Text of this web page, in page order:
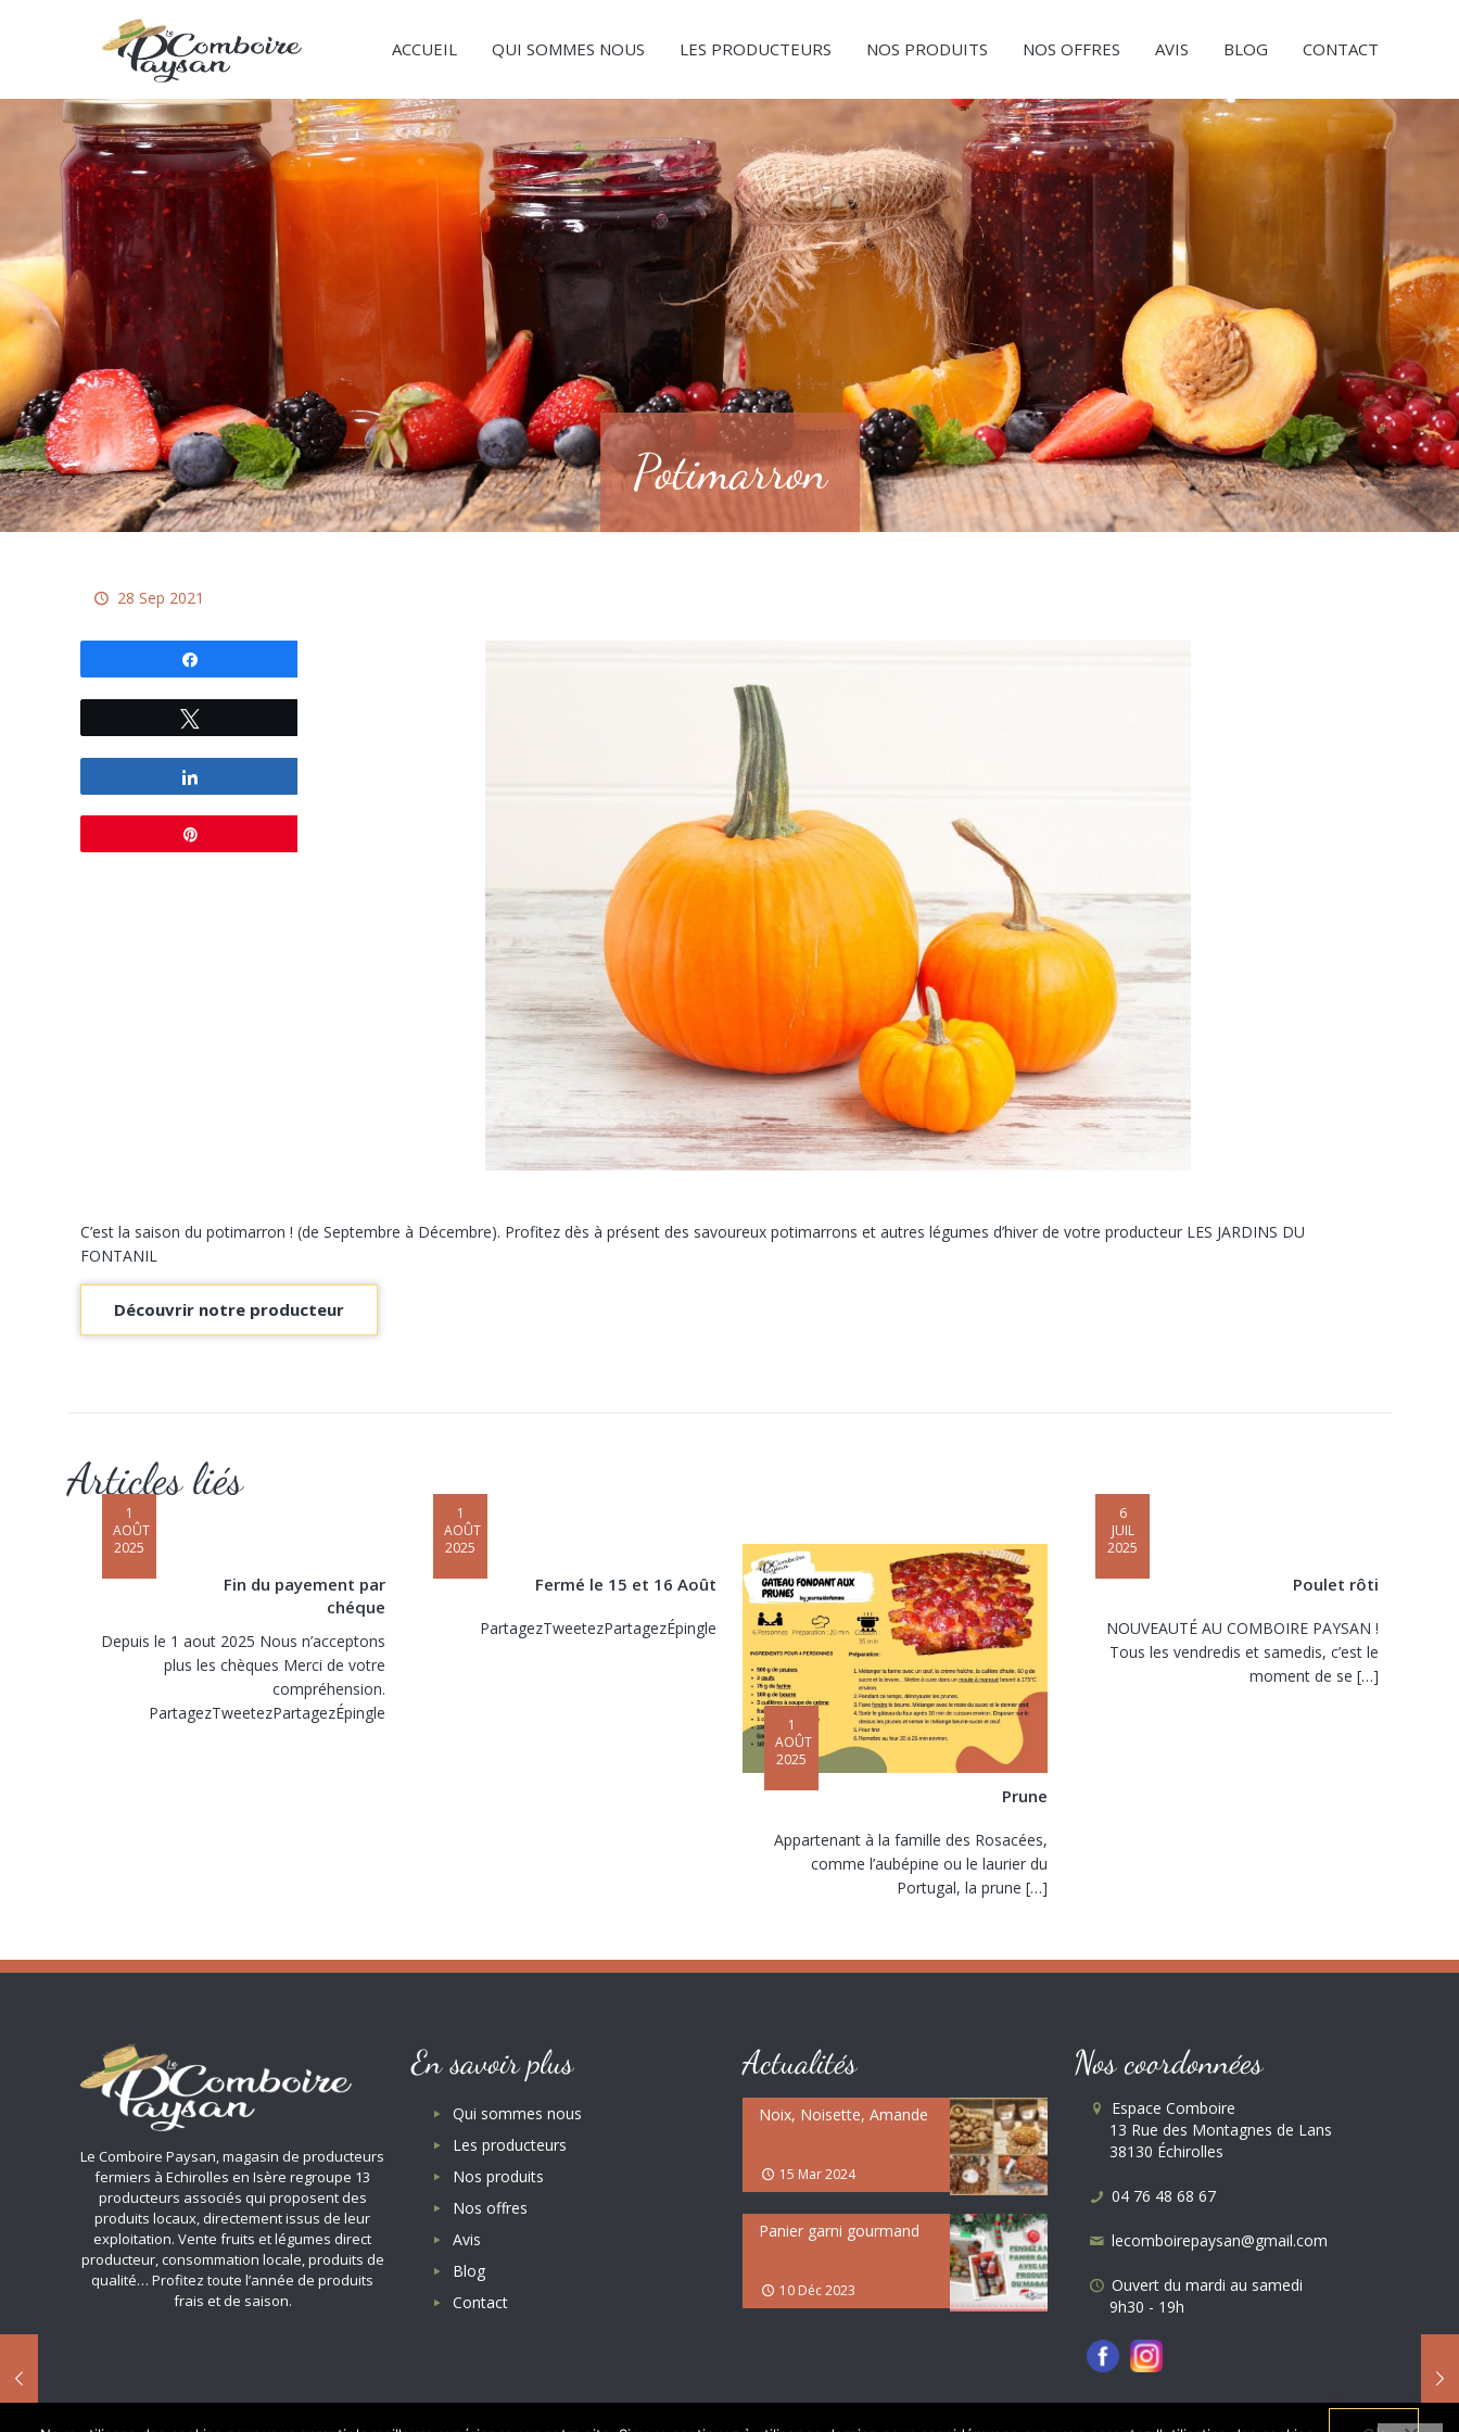
ACCUEIL QUI SOMMES NOUS LES PRODUCTEURS NOS PRODUITS NOS OFFRES AVIS BLOG CONTACT
Potimarron
28 Sep 2021
C’est la saison du potimarron ! (de Septembre à Décembre). Profitez dès à présent des savoureux potimarrons et autres légumes d’hiver de votre producteur LES JARDINS DU
FONTANIL
Découvrir notre producteur
Articles liés
1
AOÛT
2025
Fin du payement par
chéque
Depuis le 1 aout 2025 Nous n’acceptons
plus les chèques Merci de votre
compréhension.
PartagezTweetezPartagezÉpingle
1
AOÛT
2025
Fermé le 15 et 16 Août
PartagezTweetezPartagezÉpingle
1
AOÛT
2025
Prune
Appartenant à la famille des Rosacées,
comme l’aubépine ou le laurier du
Portugal, la prune […]
6
JUIL
2025
Poulet rôti
NOUVEAUTÉ AU COMBOIRE PAYSAN !
Tous les vendredis et samedis, c’est le
moment de se […]
Le Comboire Paysan, magasin de producteurs
fermiers à Echirolles en Isère regroupe 13
producteurs associés qui proposent des
produits locaux, directement issus de leur
exploitation. Vente fruits et légumes direct
producteur, consommation locale, produits de
qualité… Profitez toute l’année de produits
frais et de saison.
En savoir plus
Qui sommes nous
Les producteurs
Nos produits
Nos offres
Avis
Blog
Contact
Actualités
Noix, Noisette, Amande
15 Mar 2024
Panier garni gourmand
10 Déc 2023
Nos coordonnées
Espace Comboire
13 Rue des Montagnes de Lans
38130 Échirolles
04 76 48 68 67
lecomboirepaysan@gmail.com
Ouvert du mardi au samedi
9h30 - 19h